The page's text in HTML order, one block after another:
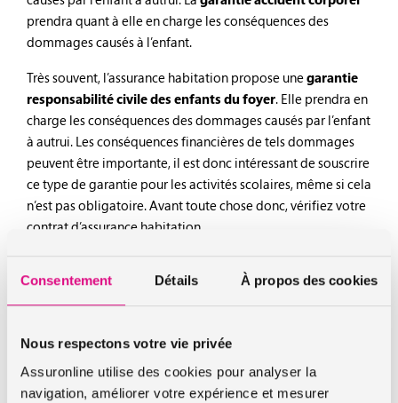
Consentement Détails À propos des cookies
Nous respectons votre vie privée
Assuronline utilise des cookies pour analyser la
navigation, améliorer votre expérience et mesurer
prendra quant à elle en charge les conséquences des
dommages causés à l’enfant.
Très souvent, l’assurance habitation propose unegarantie
responsabilité civile des enfants du foyer. Elle prendra en
charge les conséquences des dommages causés par l’enfant
à autrui. Les conséquences financières de tels dommages
peuvent être importante, il est donc intéressant de souscrire
ce type de garantie pour les activités scolaires, même si cela
n’est pas obligatoire. Avant toute chose donc, vérifiez votre
contrat d’assurance habitation.
proposée par AssurOnlineinclut automatiquement la
garantie responsabilité civile des enfants du foyer.
Assurance scolaire : une option
complémentaire pour aller plus loin
AssurOnline va plus loin et vous propose, sous la forme